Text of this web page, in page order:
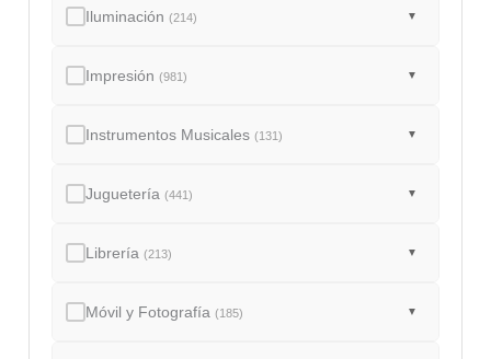
Iluminación(214) ▼
Impresión(981) ▼
Instrumentos Musicales(131) ▼
Juguetería(441) ▼
Librería(213) ▼
Móvil y Fotografía(185) ▼